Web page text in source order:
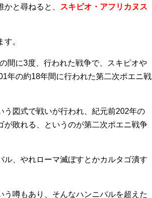
と尋ねると、
スキピオ・アフリカヌス
。
間に3度、行われた戦争で、スキピオや
年の約18年間に行われた第二次ポエニ戦
う図式で戦いが行われ、紀元前202年の
敗れる、というのが第二次ポエニ戦争
、やれローマ滅ぼすとかカルタゴ潰す
噂もあり、そんなハンニバルを超えた